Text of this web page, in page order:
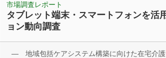
市場調査レポート
タブレット端末・スマートフォンを活
ョン動向調査
― 地域包括ケアシステム構築に向けた在宅介